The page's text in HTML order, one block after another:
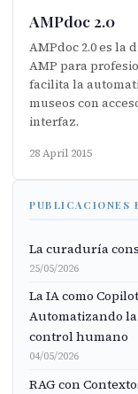
AMPdoc 2.0
AMPdoc 2.0 es la
AMP para
facilita la
museos con
interfaz.
28 April 2015
PUBLICACIONES
La curaduría
25/05/2026
La IA como
Automatizando
control humano
04/05/2026
RAG con